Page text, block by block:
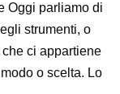
Oggi parliamo di
strumenti, o
ci appartiene
o scelta. Lo